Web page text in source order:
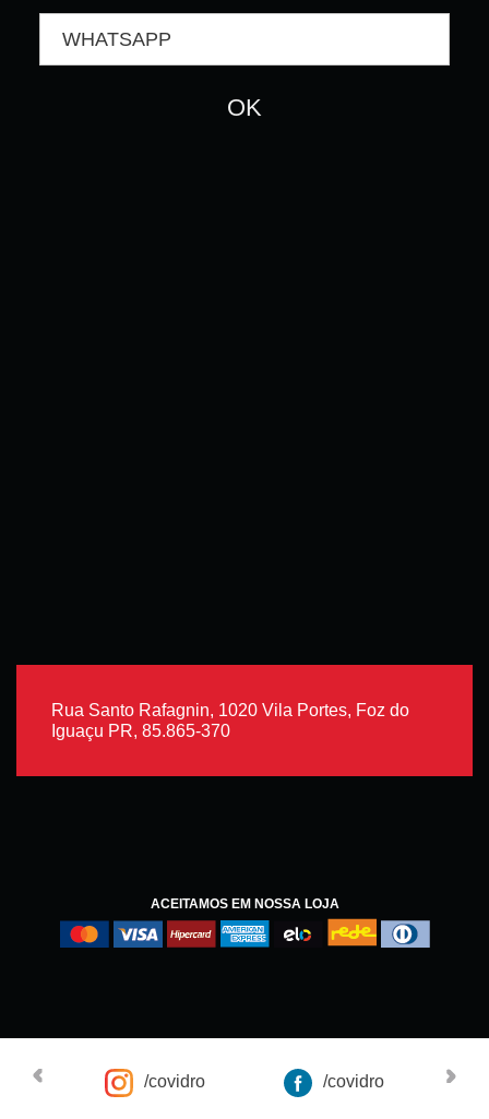
Rua Santo Rafagnin, 1020 Vila Portes, Foz do
Iguaçu PR, 85.865-370
ACEITAMOS EM NOSSA LOJA
/covidro /covidro